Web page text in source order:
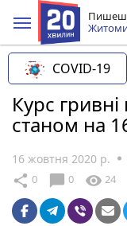
Пишеш
COVID-19
Курс
станом на
16 жовтня 2020 р.
share 0 chat_bubble 0 visibility 24